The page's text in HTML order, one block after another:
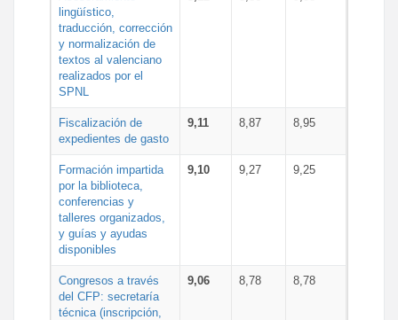
lingüístico,
traducción, corrección
y normalización de
textos al valenciano
realizados por el
SPNL
Fiscalización de
expedientes de gasto
9,11 8,87 8,95
Formación impartida
por la biblioteca,
conferencias y
talleres organizados,
y guías y ayudas
disponibles
9,10 9,27 9,25
Congresos a través
del CFP: secretaría
técnica (inscripción,
9,06 8,78 8,78